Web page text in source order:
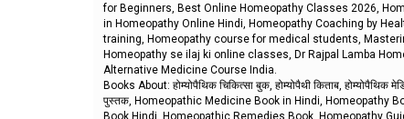
for Beginners, Best Online Homeopathy Classes 2026,
in Homeopathy Online Hindi, Homeopathy Coaching by
training, Homeopathy course for medical students,
Homeopathy se ilaj ki online classes, Dr Rajpal Lamba
Alternative Medicine Course India.
Books About: होम्योपैथिक चिकित्सा बुक, होम्योपैथी किताब, होम्योपैथिक
पुस्तक, Homeopathic Medicine Book in Hindi, Homeopathy
Book Hindi, Homeopathic Remedies Book, Homeopathy Guide